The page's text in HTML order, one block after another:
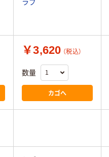
ラブ
￥3,620 （税込）
数量
カゴへ